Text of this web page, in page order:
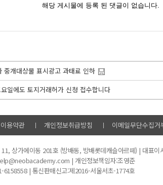
중개대상물 표시광고 과태료 인하
일에도 토지거래허가 신청 접수합니다
이용약관 개인정보취급방침 이메일무단수집거
상가에이동 201호 (방배동, 방배롯데캐슬아르떼) | 대표이
| 개인정보책임자:조영준
| 통신판매신고:제2016-서울서초-1774호